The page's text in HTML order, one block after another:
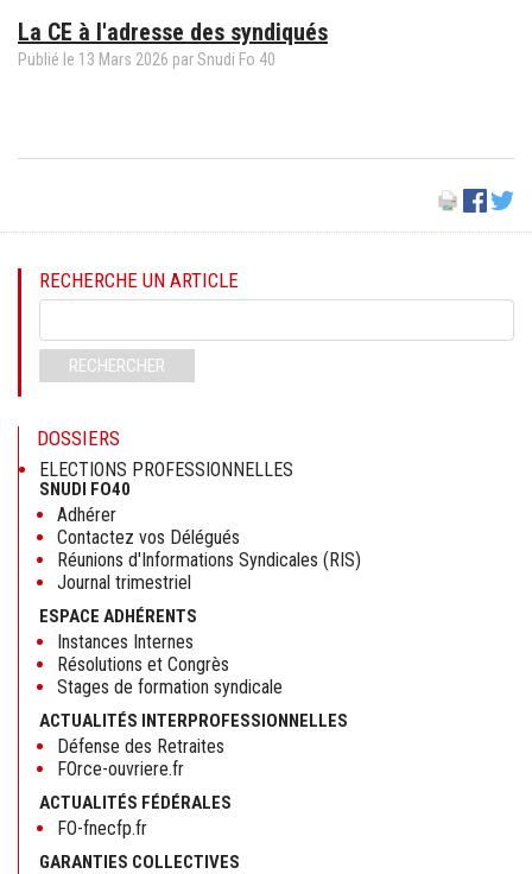
La CE à l'adresse des syndiqués
Publié le 13 Mars 2026 par Snudi Fo 40
RECHERCHE UN ARTICLE
clés
RECHERCHER
DOSSIERS
ELECTIONS PROFESSIONNELLES
SNUDI FO40
Adhérer
Contactez vos Délégués
Réunions d'Informations Syndicales (RIS)
Journal trimestriel
ESPACE ADHÉRENTS
Instances Internes
Résolutions et Congrès
Stages de formation syndicale
ACTUALITÉS INTERPROFESSIONNELLES
Défense des Retraites
FOrce-ouvriere.fr
ACTUALITÉS FÉDÉRALES
FO-fnecfp.fr
GARANTIES COLLECTIVES